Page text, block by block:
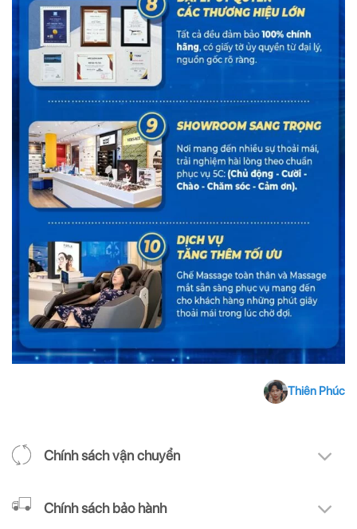
Thiên Phúc
Chính sách vận chuyển
Chính sách bảo hành